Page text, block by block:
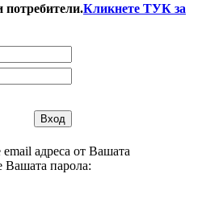
потребители.Кликнете ТУК за
адреса от Вашата
Вашата парола: